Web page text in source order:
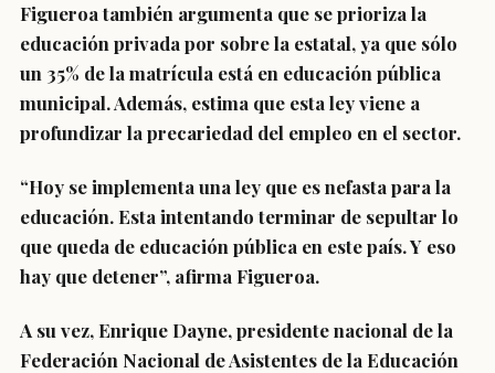
Figueroa también argumenta que se prioriza la
educación privada por sobre la estatal, ya que sólo
un 35% de la matrícula está en educación pública
municipal. Además, estima que esta ley viene a
profundizar la precariedad del empleo en el sector.
“Hoy se implementa una ley que es nefasta para la
educación. Esta intentando terminar de sepultar lo
que queda de educación pública en este país. Y eso
hay que detener”, afirma Figueroa.
A su vez, Enrique Dayne, presidente nacional de la
Federación Nacional de Asistentes de la Educación